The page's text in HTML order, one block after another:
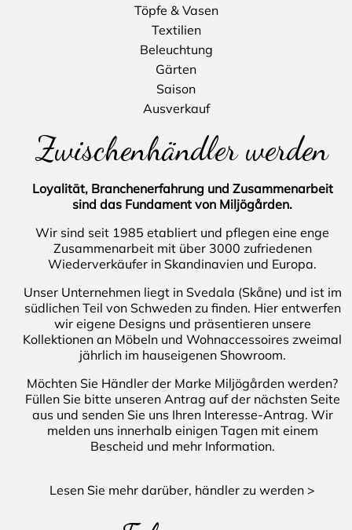
Töpfe & Vasen
Textilien
Beleuchtung
Gärten
Saison
Ausverkauf
Zwischenhändler werden
Loyalität, Branchenerfahrung und Zusammenarbeit
sind das Fundament von Miljögården.
Wir sind seit 1985 etabliert und pflegen eine enge
Zusammenarbeit mit über 3000 zufriedenen
Wiederverkäufer in Skandinavien und Europa.
Unser Unternehmen liegt in Svedala (Skåne) und ist im
südlichen Teil von Schweden zu finden. Hier entwerfen
wir eigene Designs und präsentieren unsere
Kollektionen an Möbeln und Wohnaccessoires zweimal
jährlich im hauseigenen Showroom.
Möchten Sie Händler der Marke Miljögården werden?
Füllen Sie bitte unseren Antrag auf der nächsten Seite
aus und senden Sie uns Ihren Interesse-Antrag. Wir
melden uns innerhalb einigen Tagen mit einem
Bescheid und mehr Information.
Lesen Sie mehr darüber, händler zu werden >